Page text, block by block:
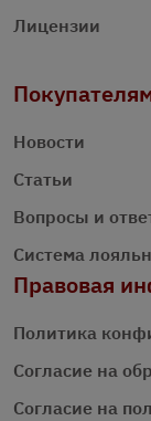
Лицензии
Новости
Статьи
Вопросы и
Система
Правовая
Политика
Согласие на
Согласие на